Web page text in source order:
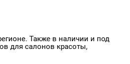
Также в наличии и под
для салонов красоты,